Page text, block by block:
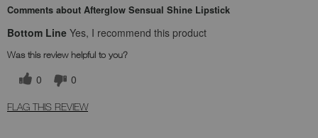
Comments about Afterglow Sensual Shine Lipstick
Bottom Line Yes, I recommend this product
Was this review helpful to you?
0 0
FLAG THIS REVIEW